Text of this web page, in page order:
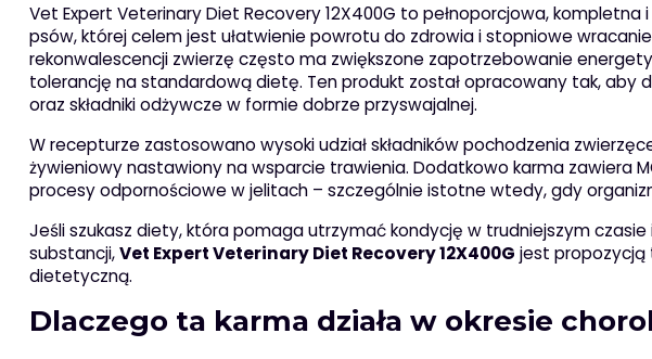
Vet Expert Veterinary Diet Recovery 12X400G to pełnoporcjowa,
psów, której celem jest ułatwienie powrotu do zdrowia i stopniowe
rekonwalescencji zwierzę często ma zwiększone zapotrzebowanie
tolerancję na standardową dietę. Ten produkt został opracowany tak, aby
oraz składniki odżywcze w formie dobrze przyswajalnej.
W recepturze zastosowano wysoki udział składników pochodzenia
żywieniowy nastawiony na wsparcie trawienia. Dodatkowo karma zawiera
procesy odpornościowe w jelitach – szczególnie istotne wtedy, gdy
Jeśli szukasz diety, która pomaga utrzymać kondycję w trudniejszym
substancji,Vet Expert Veterinary Diet Recovery 12X400G jest propozycją
dietetyczną.
Dlaczego ta karma działa w okresie